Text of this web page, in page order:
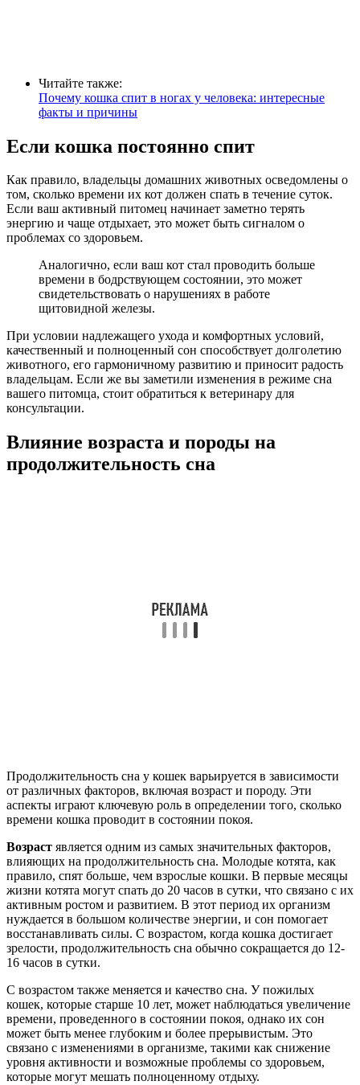
Читайте также:
Почему кошка спит в ногах у человека: интересные
факты и причины
Если кошка постоянно спит
Как правило, владельцы домашних животных осведомлены о
том, сколько времени их кот должен спать в течение суток.
Если ваш активный питомец начинает заметно терять
энергию и чаще отдыхает, это может быть сигналом о
проблемах со здоровьем.
Аналогично, если ваш кот стал проводить больше
времени в бодрствующем состоянии, это может
свидетельствовать о нарушениях в работе
щитовидной железы.
При условии надлежащего ухода и комфортных условий,
качественный и полноценный сон способствует долголетию
животного, его гармоничному развитию и приносит радость
владельцам. Если же вы заметили изменения в режиме сна
вашего питомца, стоит обратиться к ветеринару для
консультации.
Влияние возраста и породы на
продолжительность сна
Продолжительность сна у кошек варьируется в зависимости
от различных факторов, включая возраст и породу. Эти
аспекты играют ключевую роль в определении того, сколько
времени кошка проводит в состоянии покоя.
Возраст является одним из самых значительных факторов,
влияющих на продолжительность сна. Молодые котята, как
правило, спят больше, чем взрослые кошки. В первые месяцы
жизни котята могут спать до 20 часов в сутки, что связано с их
активным ростом и развитием. В этот период их организм
нуждается в большом количестве энергии, и сон помогает
восстанавливать силы. С возрастом, когда кошка достигает
зрелости, продолжительность сна обычно сокращается до 12-
16 часов в сутки.
С возрастом также меняется и качество сна. У пожилых
кошек, которые старше 10 лет, может наблюдаться увеличение
времени, проведенного в состоянии покоя, однако их сон
может быть менее глубоким и более прерывистым. Это
связано с изменениями в организме, такими как снижение
уровня активности и возможные проблемы со здоровьем,
которые могут мешать полноценному отдыху.